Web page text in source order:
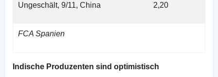
Ungeschält, 9/11, China 2,20
FCA Spanien
Indische Produzenten sind optimistisch